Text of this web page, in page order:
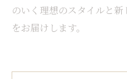
のいく理想のスタイルと
をお届けします。